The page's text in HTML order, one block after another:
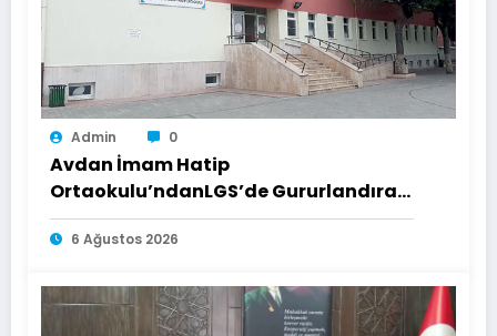
Admin 0
Avdan İmam Hatip
Ortaokulu’ndanLGS’de Gururlandıran
Başarı
6 Ağustos 2026